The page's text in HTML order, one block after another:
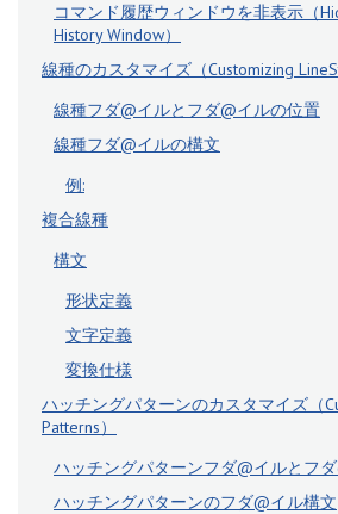
コマンド履歴ウィンドウを非表示（
History Window）
線種のカスタマイズ（Customizing
線種フダ@イルとフダ@イルの位置
線種フダ@イルの構文
例:
複合線種
構文
形状定義
文字定義
変換仕様
ハッチングパターンのカスタマイズ（
Patterns）
ハッチングパターンフダ@イルとフ
ハッチングパターンのフダ@イル構文